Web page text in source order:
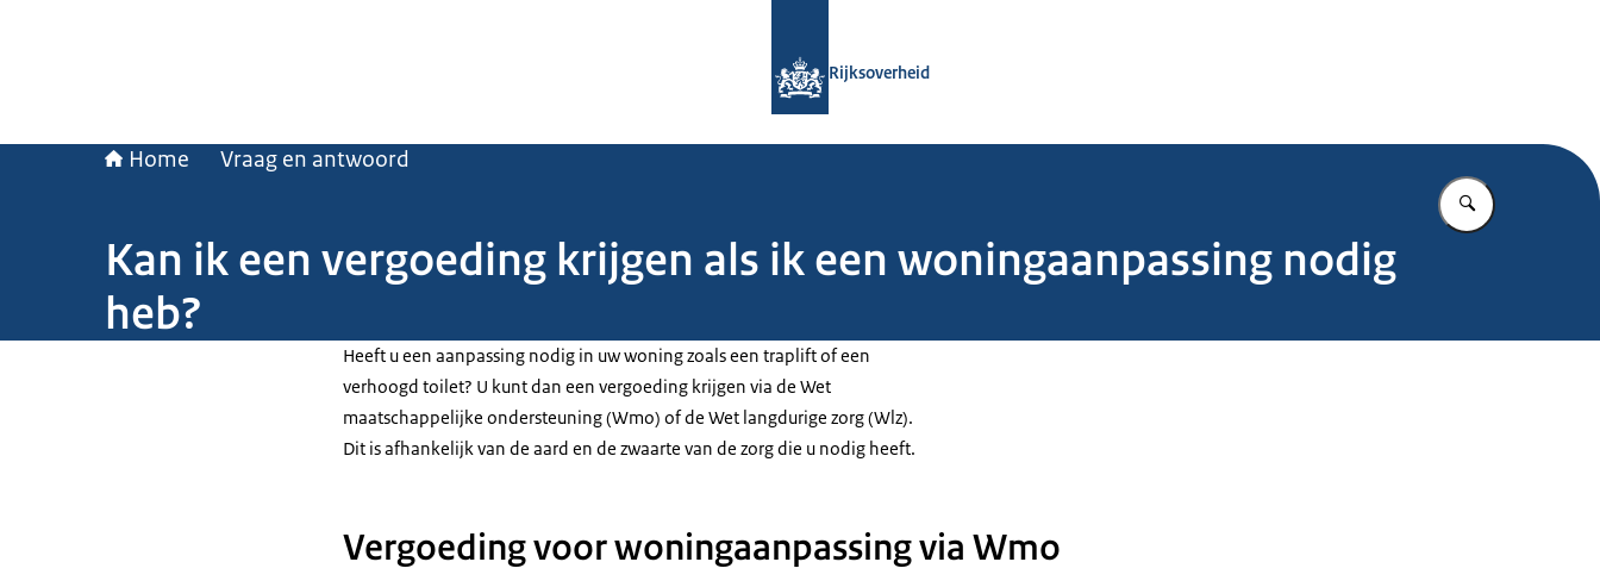
Rijksoverheid
Home Vraag en antwoord
Vul in wat u
Kan ik een vergoeding krijgen als ik een woningaanpassing nodig
heb?
Heeft u een aanpassing nodig in uw woning zoals een traplift of een
verhoogd toilet? U kunt dan een vergoeding krijgen via de Wet
maatschappelijke ondersteuning (Wmo) of de Wet langdurige zorg (Wlz).
Dit is afhankelijk van de aard en de zwaarte van de zorg die u nodig heeft.
Vergoeding voor woningaanpassing via Wmo